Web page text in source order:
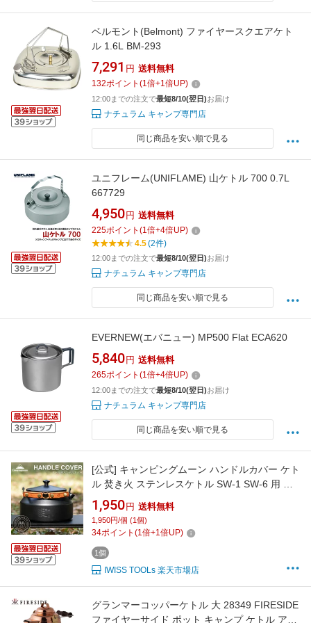
ベルモント(Belmont) ファイヤースクエアケト
ル 1.6L BM-293
7,291 円 送料無料
132ポイント (1倍+1倍UP)
12:00までの注文で最短8/10(翌日)お届け
ナチュラム キャンプ専門店
同じ商品を安い順で見る
ユニフレーム(UNIFLAME) 山ケトル 700 0.7L
667729
4,950 円 送料無料
225ポイント (1倍+4倍UP)
4.5(2件)
12:00までの注文で最短8/10(翌日)お届け
ナチュラム キャンプ専門店
同じ商品を安い順で見る
EVERNEW(エバニュー) MP500 Flat ECA620
5,840 円 送料無料
265ポイント (1倍+4倍UP)
12:00までの注文で最短8/10(翌日)お届け
ナチュラム キャンプ専門店
同じ商品を安い順で見る
[公式] キャンピングムーン ハンドルカバー ケト
ル 焚き火 ステンレスケトル SW-1 SW-6 用 レ
ザーハンドルカバー 本革 牛革 取って 持ち手 ハ
ンドル 安全 おしゃれ キャンプ用品 キャンプ ア
ウトドア SW-PT PT-67 プレゼント
1,950 円 送料無料
1,950円/個 (1個)
34ポイント (1倍+1倍UP)
1個
IWISS TOOLs 楽天市場店
グランマーコッパーケトル 大 28349 FIRESIDE
ファイヤーサイド ポット キャンプ ケトル アウ